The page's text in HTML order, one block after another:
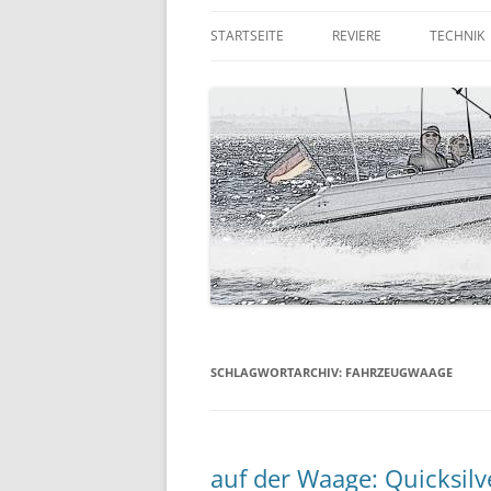
STARTSEITE REVIERE
DER NIEDERRHEIN
KORFU
TECHNIK
TRAILER
GPS &
SCHLAGWORTARCHIV: FAHRZEUGWAAGE
auf der Waage: